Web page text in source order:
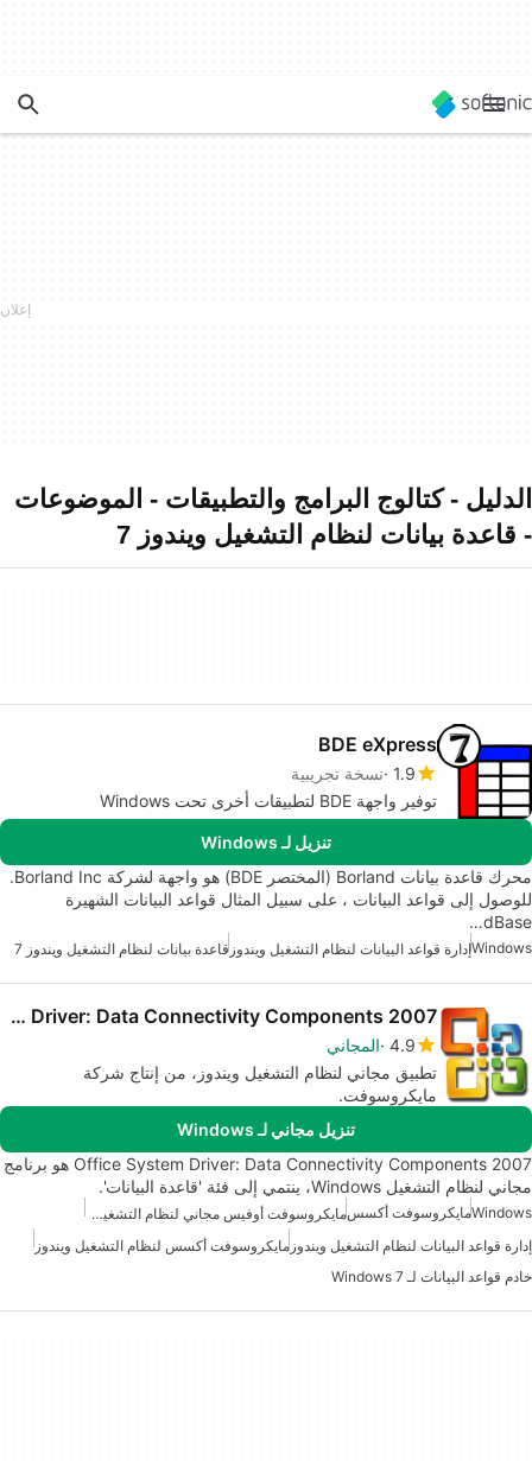
الدليل - كتالوج البرامج والتطبيقات - الموضوعات
- قاعدة بيانات لنظام التشغيل ويندوز 7
BDE eXpress
1.9 نسخة تجريبية
توفير واجهة BDE لتطبيقات أخرى تحت Windows
تنزيل لـ Windows
محرك قاعدة بيانات Borland (المختصر BDE) هو واجهة لشركة Borland Inc.
للوصول إلى قواعد البيانات ، على سبيل المثال قواعد البيانات الشهيرة
dBase…
Windowsإدارة قواعد البيانات لنظام التشغيل ويندوز قاعدة بيانات لنظام التشغيل ويندوز 7
2007 Office System Driver: Data Connectivity Components
4.9 المجاني
تطبيق مجاني لنظام التشغيل ويندوز، من إنتاج شركة
مايكروسوفت.
تنزيل مجاني لـ Windows
2007 Office System Driver: Data Connectivity Components هو برنامج
مجاني لنظام التشغيل Windows، ينتمي إلى فئة 'قاعدة البيانات'.
Windowsمايكروسوفت أكسس
مايكروسوفت أوفيس مجاني لنظام التشغيل ويندوز 7
إدارة قواعد البيانات لنظام التشغيل ويندوز مايكروسوفت أكسس لنظام التشغيل ويندوز
خادم قواعد البيانات لـ Windows 7